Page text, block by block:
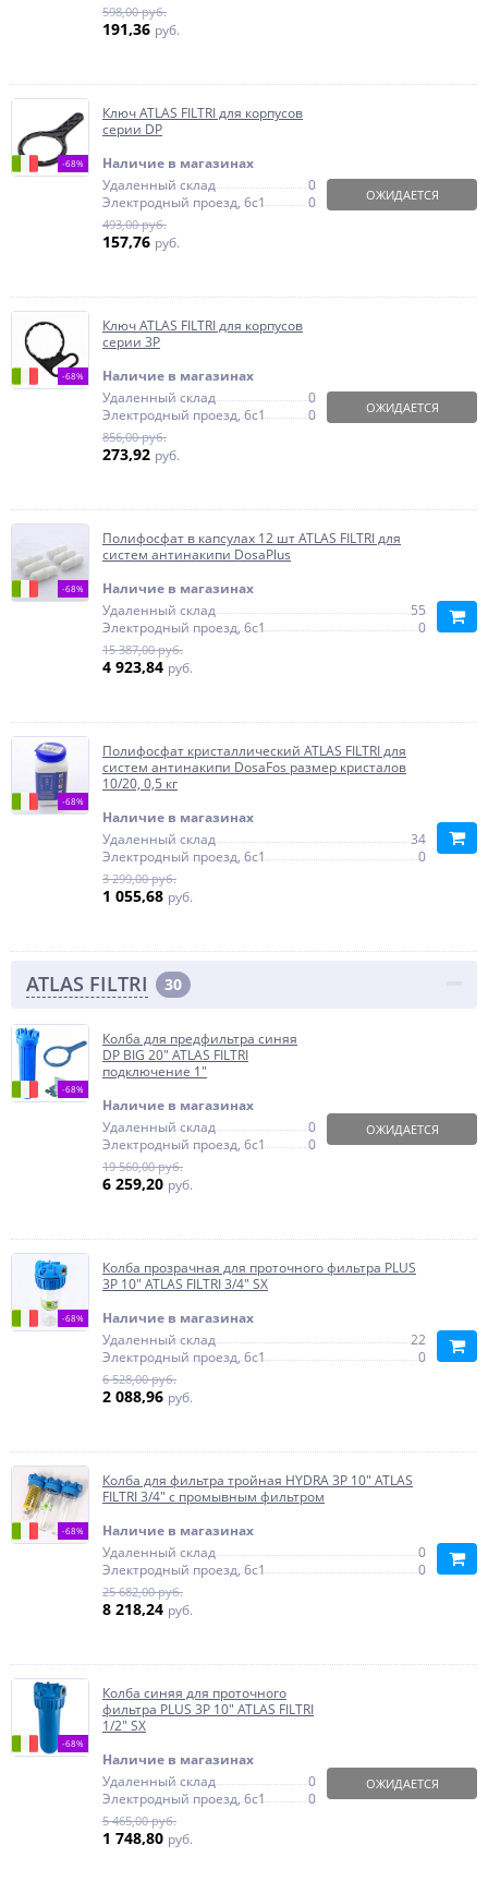
598,00 руб.
191,36 руб.
-68%
Ключ ATLAS FILTRI для корпусов
серии DP
Наличие в магазинах
Удаленный склад
0
Электродный проезд, 6с1
0
493,00 руб.
157,76 руб.
ОЖИДАЕТСЯ
-68%
Ключ ATLAS FILTRI для корпусов
серии 3P
Наличие в магазинах
Удаленный склад
0
Электродный проезд, 6с1
0
856,00 руб.
273,92 руб.
ОЖИДАЕТСЯ
-68%
Полифосфат в капсулах 12 шт ATLAS FILTRI для
систем антинакипи DosaPlus
Наличие в магазинах
Удаленный склад
55
Электродный проезд, 6с1
0
15 387,00 руб.
4 923,84 руб.
-68%
Полифосфат кристаллический ATLAS FILTRI для
систем антинакипи DosaFos размер кристалов
10/20, 0,5 кг
Наличие в магазинах
Удаленный склад
34
Электродный проезд, 6с1
0
3 299,00 руб.
1 055,68 руб.
ATLAS FILTRI 30
-68%
Колба для предфильтра синяя
DP BIG 20" ATLAS FILTRI
подключение 1"
Наличие в магазинах
Удаленный склад
0
Электродный проезд, 6с1
0
19 560,00 руб.
6 259,20 руб.
ОЖИДАЕТСЯ
-68%
Колба прозрачная для проточного фильтра PLUS
3P 10" ATLAS FILTRI 3/4" SX
Наличие в магазинах
Удаленный склад
22
Электродный проезд, 6с1
0
6 528,00 руб.
2 088,96 руб.
-68%
Колба для фильтра тройная HYDRA 3P 10" ATLAS
FILTRI 3/4" с промывным фильтром
Наличие в магазинах
Удаленный склад
0
Электродный проезд, 6с1
0
25 682,00 руб.
8 218,24 руб.
-68%
Колба синяя для проточного
фильтра PLUS 3P 10" ATLAS FILTRI
1/2" SX
Наличие в магазинах
Удаленный склад
0
Электродный проезд, 6с1
0
5 465,00 руб.
1 748,80 руб.
ОЖИДАЕТСЯ